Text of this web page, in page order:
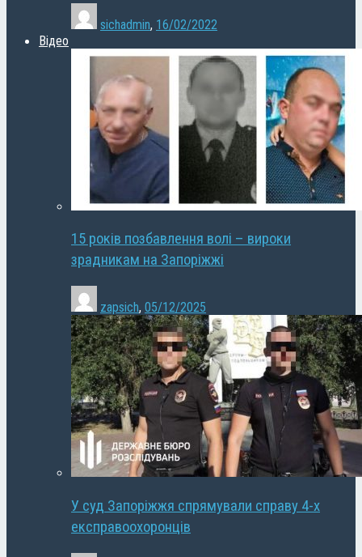
sichadmin, 16/02/2022
Відео
15 років позбавлення волі – вироки
зрадникам на Запоріжжі
zapsich, 05/12/2025
У суд Запоріжжя спрямували справу 4-х
експравоохоронців